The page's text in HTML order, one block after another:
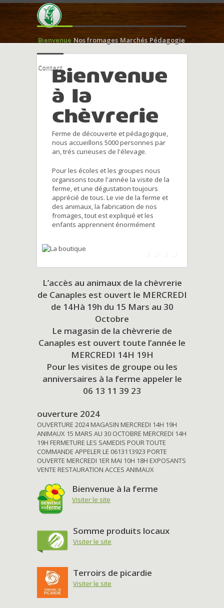
Bienvenue Nos fromages Marchés Pédagogie
ContactBienvenue
à la
chèvrerie
Ferme de découverte et pédagogique,
nous accueillons 5000 personnes par
an, trés curieuses de l'élevage.
Pour les écoles et les groupes nous
organisons toute l'année la visite de la
ferme, et une dégustation toujours
apprécié de tous. Le vie de la ferme et
des animaux, la fabrication de nos
fromages, tout est expliqué et les
enfants apprennent énormément
L’accès au animaux de la chèvrerie
de Canaples est ouvert le MERCREDI
de 14Hà 19h du 15 Mars au 30
Octobre
Le magasin de la chèvrerie de
Canaples est ouvert toute l’année le
MERCREDI 14H 19H
Pour les visites de groupe ou les
anniversaires à la ferme appeler le
06 13 11 39 23
ouverture 2024
OUVERTURE 2024 MAGASIN MERCREDI 14H 19H
ANIMAUX 15 MARS AU 30 OCTOBRE MERCREDI 14H
19H FERMETURE LES SAMEDIS POUR TOUTE
COMMANDE APPELER LE 0613113923 PORTE
OUVERTE MERCREDI 1ER MAI 10H 18H EXPOSANTS
VENTE RESTAURATION ACCES ANIMAUX
Bienvenue à la ferme
Visiter le site
Somme produits locaux
Visiter le site
Terroirs de picardie
Visiter le site